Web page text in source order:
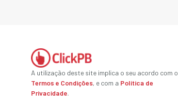
A utilização deste site implica o seu acordo com o
Termos e Condições, e com a Política de
Privacidade.